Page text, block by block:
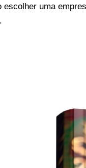
escolher uma